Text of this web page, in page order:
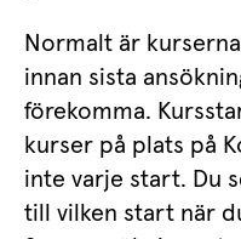
Normalt är
innan sista
förekomma.
kurser på plats på
inte varje start. Du
till vilken start när